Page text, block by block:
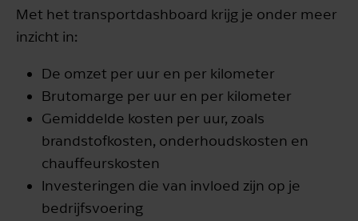
Met het transportdashboard krijg je onder meer
inzicht in:
De omzet per uur en per kilometer
Brutomarge per uur en per kilometer
Gemiddelde kosten per uur, zoals
brandstofkosten, onderhoudskosten en
chauffeurskosten
Investeringen die van invloed zijn op je
bedrijfsvoering